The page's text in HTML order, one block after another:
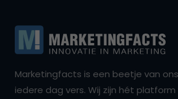
Marketingfacts is een beetje van
iedere dag vers. Wij zijn hét platform